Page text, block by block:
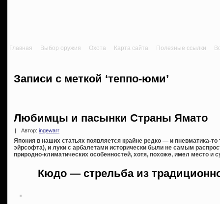
Главная Выбор оружия Охота Карта сайта Полезные ссылки
Записи с меткой ‘теппо-юми’
Любимцы и пасынки Страны Ямато
Автор: ingewarr
Япония в наших статьях появляется крайне редко — и пневматика-то
эйрсофта), и луки с арбалетами исторически были не самым
природно-климатических особенностей, хотя, похоже, имел место и
Кюдо — стрельба из